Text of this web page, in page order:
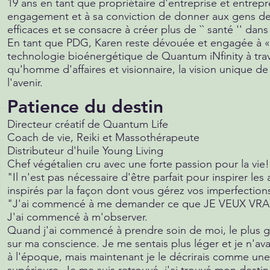
19 ans en tant que propriétaire d'entreprise et
engagement et à sa conviction de donner aux gens
efficaces et se consacre à créer plus de `` santé ''
En tant que PDG, Karen reste dévouée et engagée à
technologie bioénergétique de Quantum iNfinity à
qu'homme d'affaires et visionnaire, la vision unique
l'avenir.
Patience du destin
Directeur créatif de Quantum Life
Coach de vie, Reiki et Massothérapeute
Distributeur d'huile Young Living
Chef végétalien cru avec une forte passion pour la vie!
"Il n'est pas nécessaire d'être parfait pour inspirer les
inspirés par la façon dont vous gérez vos
"J'ai commencé à me demander ce que JE VEUX
J'ai commencé à m'observer.
Quand j'ai commencé à prendre soin de moi, le plus
sur ma conscience. Je me sentais plus léger et je
à l'époque, mais maintenant je le décrirais comme